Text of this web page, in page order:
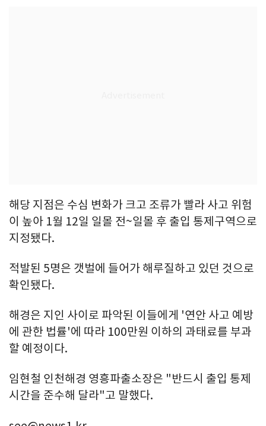
해당 지점은 수심 변화가 크고 조류가 빨라 사고 위험
이 높아 1월 12일 일몰 전~일몰 후 출입 통제구역으로
지정됐다.
적발된 5명은 갯벌에 들어가 해루질하고 있던 것으로
확인됐다.
해경은 지인 사이로 파악된 이들에게 '연안 사고 예방
에 관한 법률'에 따라 100만원 이하의 과태료를 부과
할 예정이다.
임현철 인천해경 영흥파출소장은 "반드시 출입 통제
시간을 준수해 달라"고 말했다.